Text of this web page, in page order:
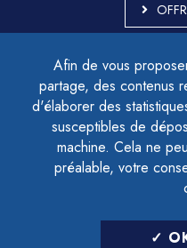
Afin de vous
partage, des contenus
d'élaborer des
susceptibles de
machine. Cela ne
préalable, votre
ACCESSIBILITÉ -
CONTACTER LE
LETTRE